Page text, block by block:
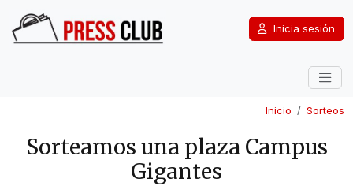
Inicia sesión
Inicio Sorteos
Sorteamos una plaza Campus
Gigantes